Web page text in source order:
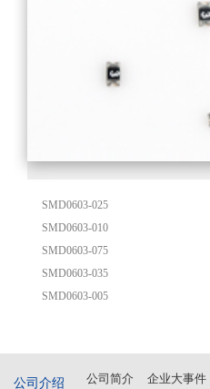
SMD0603-025
SMD0603-010
SMD0603-075
SMD0603-035
SMD0603-005
公司介绍 公司简介 企业大事件